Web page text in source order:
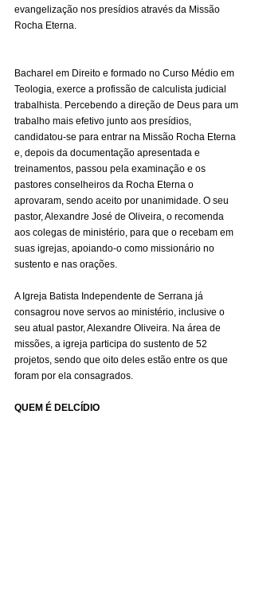
evangelização nos presídios através da Missão
Rocha Eterna.
Bacharel em Direito e formado no Curso Médio em
Teologia, exerce a profissão de calculista judicial
trabalhista. Percebendo a direção de Deus para um
trabalho mais efetivo junto aos presídios,
candidatou-se para entrar na Missão Rocha Eterna
e, depois da documentação apresentada e
treinamentos, passou pela examinação e os
pastores conselheiros da Rocha Eterna o
aprovaram, sendo aceito por unanimidade. O seu
pastor, Alexandre José de Oliveira, o recomenda
aos colegas de ministério, para que o recebam em
suas igrejas, apoiando-o como missionário no
sustento e nas orações.
A Igreja Batista Independente de Serrana já
consagrou nove servos ao ministério, inclusive o
seu atual pastor, Alexandre Oliveira. Na área de
missões, a igreja participa do sustento de 52
projetos, sendo que oito deles estão entre os que
foram por ela consagrados.
QUEM É DELCÍDIO